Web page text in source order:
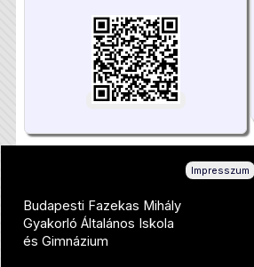
Impresszum
Budapesti Fazekas Mihály
Gyakorló Általános Iskola
és Gimnázium